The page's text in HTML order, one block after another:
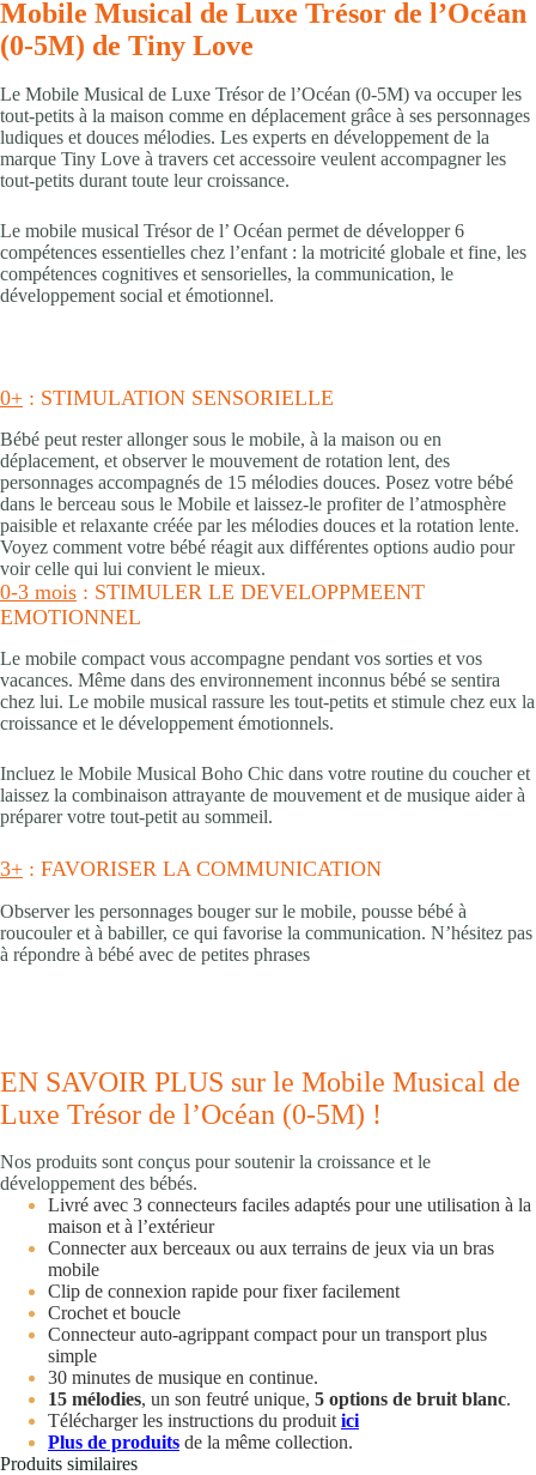
Mobile Musical de Luxe Trésor de l’Océan
(0-5M) de Tiny Love
Le Mobile Musical de Luxe Trésor de l’Océan (0-5M) va occuper les
tout-petits à la maison comme en déplacement grâce à ses personnages
ludiques et douces mélodies. Les experts en développement de la
marque Tiny Love à travers cet accessoire veulent accompagner les
tout-petits durant toute leur croissance.
Le mobile musical Trésor de l’ Océan permet de développer 6
compétences essentielles chez l’enfant : la motricité globale et fine, les
compétences cognitives et sensorielles, la communication, le
développement social et émotionnel.
0+ : STIMULATION SENSORIELLE
Bébé peut rester allonger sous le mobile, à la maison ou en
déplacement, et observer le mouvement de rotation lent, des
personnages accompagnés de 15 mélodies douces. Posez votre bébé
dans le berceau sous le Mobile et laissez-le profiter de l’atmosphère
paisible et relaxante créée par les mélodies douces et la rotation lente.
Voyez comment votre bébé réagit aux différentes options audio pour
voir celle qui lui convient le mieux.
0-3 mois : STIMULER LE DEVELOPPMEENT
EMOTIONNEL
Le mobile compact vous accompagne pendant vos sorties et vos
vacances. Même dans des environnement inconnus bébé se sentira
chez lui. Le mobile musical rassure les tout-petits et stimule chez eux la
croissance et le développement émotionnels.
Incluez le Mobile Musical Boho Chic dans votre routine du coucher et
laissez la combinaison attrayante de mouvement et de musique aider à
préparer votre tout-petit au sommeil.
3+ : FAVORISER LA COMMUNICATION
Observer les personnages bouger sur le mobile, pousse bébé à
roucouler et à babiller, ce qui favorise la communication. N’hésitez pas
à répondre à bébé avec de petites phrases
EN SAVOIR PLUS sur le Mobile Musical de
Luxe Trésor de l’Océan (0-5M) !
Nos produits sont conçus pour soutenir la croissance et le
développement des bébés.
Livré avec 3 connecteurs faciles adaptés pour une utilisation à la
maison et à l’extérieur
Connecter aux berceaux ou aux terrains de jeux via un bras
mobile
Clip de connexion rapide pour fixer facilement
Crochet et boucle
Connecteur auto-agrippant compact pour un transport plus
simple
30 minutes de musique en continue.
15 mélodies, un son feutré unique, 5 options de bruit blanc.
Télécharger les instructions du produit ici
Plus de produits de la même collection.
Produits similaires